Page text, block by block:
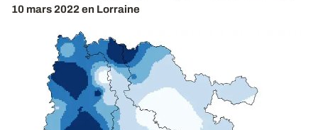
10 mars 2022 en Lorraine